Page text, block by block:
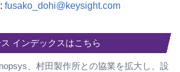
fusako_dohi@keysight.com
インデックスはこちら
、村田製作所との協業を拡大し、設